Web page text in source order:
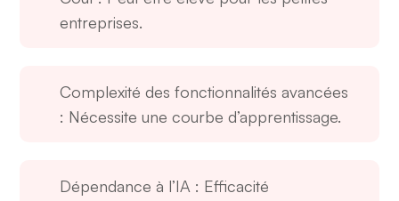
entreprises.
Complexité des fonctionnalités avancées
: Nécessite une courbe d’apprentissage.
Dépendance à l’IA : Efficacité